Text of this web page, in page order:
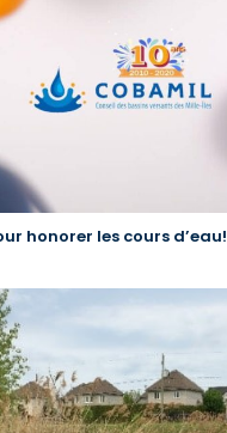
honorer les cours d’eau!